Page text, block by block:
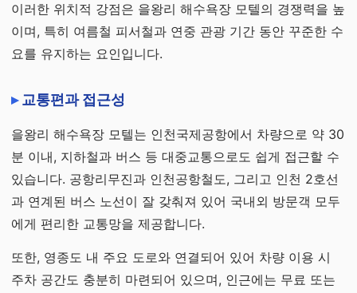
이러한 위치적 강점은 을왕리 해수욕장 모텔의 경쟁력을 높
이며, 특히 여름철 피서철과 연중 관광 기간 동안 꾸준한 수
요를 유지하는 요인입니다.
교통편과 접근성
을왕리 해수욕장 모텔는 인천국제공항에서 차량으로 약 30
분 이내, 지하철과 버스 등 대중교통으로도 쉽게 접근할 수
있습니다. 공항리무진과 인천공항철도, 그리고 인천 2호선
과 연계된 버스 노선이 잘 갖춰져 있어 국내외 방문객 모두
에게 편리한 교통망을 제공합니다.
또한, 영종도 내 주요 도로와 연결되어 있어 차량 이용 시
주차 공간도 충분히 마련되어 있으며, 인근에는 무료 또는